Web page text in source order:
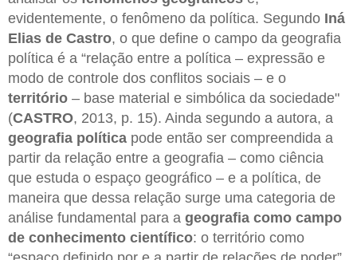
evidentemente, o fenômeno da política. Segundo Iná
Elias de Castro, o que define o campo da geografia
política é a “relação entre a política – expressão e
modo de controle dos conflitos sociais – e o
território – base material e simbólica da sociedade"
(CASTRO, 2013, p. 15). Ainda segundo a autora, a
geografia política pode então ser compreendida a
partir da relação entre a geografia – como ciência
que estuda o espaço geográfico – e a política, de
maneira que dessa relação surge uma categoria de
análise fundamental para a geografia como campo
de conhecimento científico: o território como